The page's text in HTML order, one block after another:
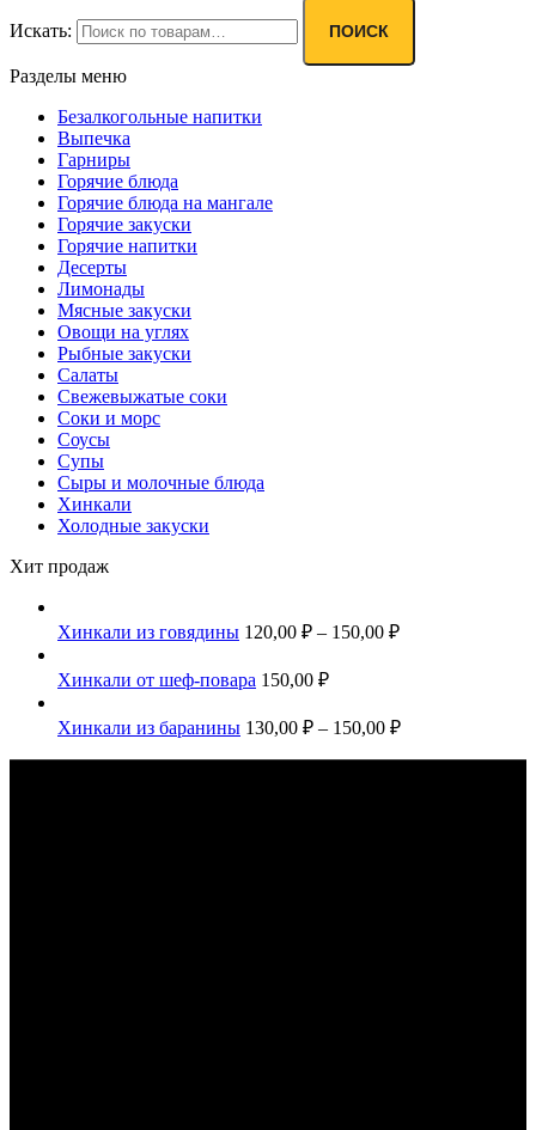
Искать: ПОИСК
Разделы меню
Безалкогольные напитки
Выпечка
Гарниры
Горячие блюда
Горячие блюда на мангале
Горячие закуски
Горячие напитки
Десерты
Лимонады
Мясные закуски
Овощи на углях
Рыбные закуски
Салаты
Свежевыжатые соки
Соки и морс
Соусы
Супы
Сыры и молочные блюда
Хинкали
Холодные закуски
Хит продаж
Хинкали из говядины 120,00 ₽ – 150,00 ₽
Хинкали от шеф-повара 150,00 ₽
Хинкали из баранины 130,00 ₽ – 150,00 ₽